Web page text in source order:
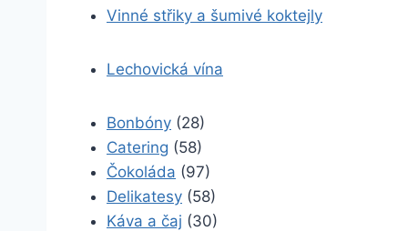
Vinné střiky a šumivé koktejly
Lechovická vína
Bonbóny (28)
Catering (58)
Čokoláda (97)
Delikatesy (58)
Káva a čaj (30)